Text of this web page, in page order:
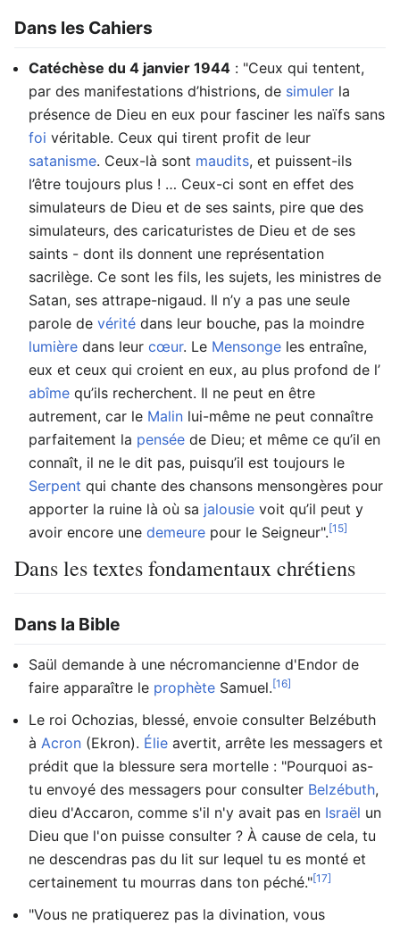
Dans les Cahiers
Catéchèse du 4 janvier 1944 : "Ceux qui tentent,
par des manifestations d’histrions, de simuler la
présence de Dieu en eux pour fasciner les naïfs sans
foi véritable. Ceux qui tirent profit de leur
satanisme. Ceux-là sont maudits, et puissent-ils
l’être toujours plus ! … Ceux-ci sont en effet des
simulateurs de Dieu et de ses saints, pire que des
simulateurs, des caricaturistes de Dieu et de ses
saints - dont ils donnent une représentation
sacrilège. Ce sont les fils, les sujets, les ministres de
Satan, ses attrape-nigaud. Il n’y a pas une seule
parole de vérité dans leur bouche, pas la moindre
lumière dans leur cœur. Le Mensonge les entraîne,
eux et ceux qui croient en eux, au plus profond de l’
abîme qu’ils recherchent. Il ne peut en être
autrement, car le Malin lui-même ne peut connaître
parfaitement la pensée de Dieu; et même ce qu’il en
connaît, il ne le dit pas, puisqu’il est toujours le
Serpent qui chante des chansons mensongères pour
apporter la ruine là où sa jalousie voit qu’il peut y
avoir encore une demeure pour le Seigneur".[15]
Dans les textes fondamentaux chrétiens
Dans la Bible
Saül demande à une nécromancienne d'Endor de
faire apparaître le prophète Samuel.[16]
Le roi Ochozias, blessé, envoie consulter Belzébuth
à Acron (Ekron). Élie avertit, arrête les messagers et
prédit que la blessure sera mortelle : "Pourquoi as-
tu envoyé des messagers pour consulter Belzébuth,
dieu d'Accaron, comme s'il n'y avait pas en Israël un
Dieu que l'on puisse consulter ? À cause de cela, tu
ne descendras pas du lit sur lequel tu es monté et
certainement tu mourras dans ton péché."[17]
"Vous ne pratiquerez pas la divination, vous